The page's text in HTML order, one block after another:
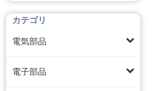
カテゴリ
電気部品
電子部品